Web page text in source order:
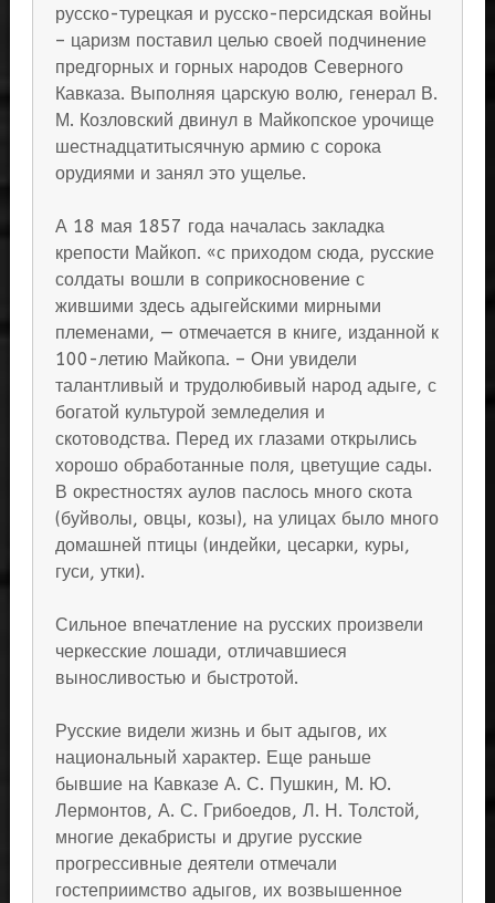
русско-турецкая и русско-персидская войны
– царизм поставил целью своей подчинение
предгорных и горных народов Северного
Кавказа. Выполняя царскую волю, генерал В.
М. Козловский двинул в Майкопское урочище
шестнадцатитысячную армию с сорока
орудиями и занял это ущелье.
А 18 мая 1857 года началась закладка
крепости Майкоп. «с приходом сюда, русские
солдаты вошли в соприкосновение с
жившими здесь адыгейскими мирными
племенами, — отмечается в книге, изданной к
100-летию Майкопа. – Они увидели
талантливый и трудолюбивый народ адыге, с
богатой культурой земледелия и
скотоводства. Перед их глазами открылись
хорошо обработанные поля, цветущие сады.
В окрестностях аулов паслось много скота
(буйволы, овцы, козы), на улицах было много
домашней птицы (индейки, цесарки, куры,
гуси, утки).
Сильное впечатление на русских произвели
черкесские лошади, отличавшиеся
выносливостью и быстротой.
Русские видели жизнь и быт адыгов, их
национальный характер. Еще раньше
бывшие на Кавказе А. С. Пушкин, М. Ю.
Лермонтов, А. С. Грибоедов, Л. Н. Толстой,
многие декабристы и другие русские
прогрессивные деятели отмечали
гостеприимство адыгов, их возвышенное